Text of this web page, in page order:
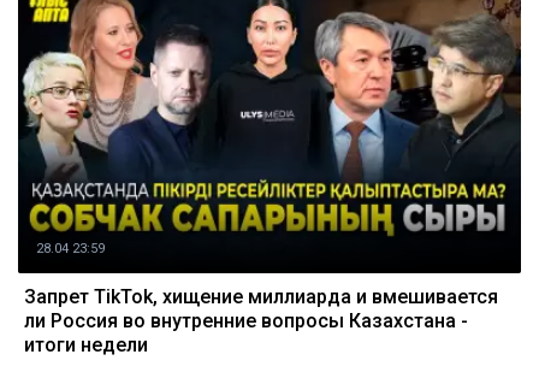
28.04 23:59
Запрет TikTok, хищение миллиарда и вмешивается
ли Россия во внутренние вопросы Казахстана -
итоги недели